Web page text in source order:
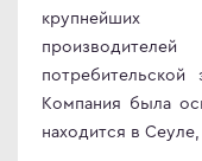
крупнейших
производителей
Компания была
находится в